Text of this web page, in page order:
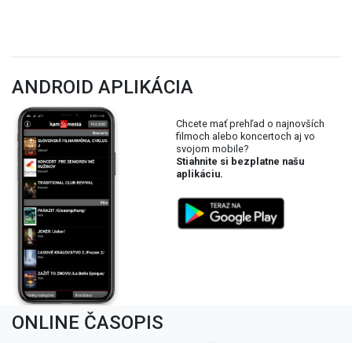
ANDROID APLIKÁCIA
Chcete mať prehľad o najnovších
filmoch alebo koncertoch aj vo
svojom mobile?
Stiahnite si bezplatne našu
aplikáciu.
ONLINE ČASOPIS